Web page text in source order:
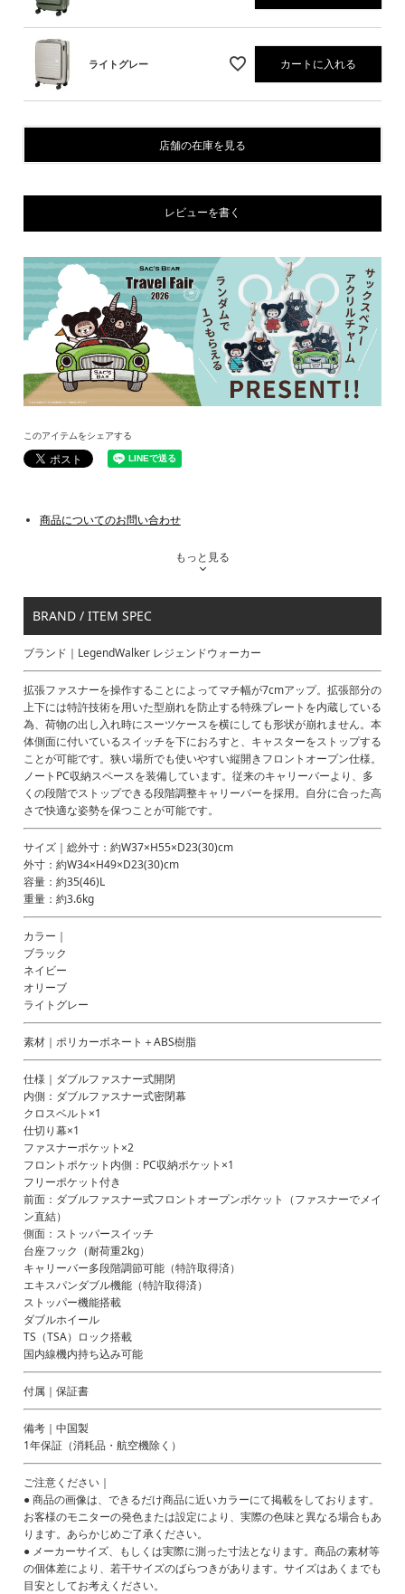
ライトグレー カートに入れる
店舗の在庫を見る
レビューを書く
このアイテムをシェアする
商品についてのお問い合わせ
もっと見る
BRAND / ITEM SPEC
ブランド｜LegendWalker レジェンドウォーカー
拡張ファスナーを操作することによってマチ幅が7cmアップ。拡張部分の
上下には特許技術を用いた型崩れを防止する特殊プレートを内蔵している
為、荷物の出し入れ時にスーツケースを横にしても形状が崩れません。本
体側面に付いているスイッチを下におろすと、キャスターをストップする
ことが可能です。狭い場所でも使いやすい縦開きフロントオープン仕様。
ノートPC収納スペースを装備しています。従来のキャリーバーより、多
くの段階でストップできる段階調整キャリーバーを採用。自分に合った高
さで快適な姿勢を保つことが可能です。
サイズ｜総外寸：約W37×H55×D23(30)cm
外寸：約W34×H49×D23(30)cm
容量：約35(46)L
重量：約3.6kg
カラー｜
ブラック
ネイビー
オリーブ
ライトグレー
素材｜ポリカーボネート＋ABS樹脂
仕様｜ダブルファスナー式開閉
内側：ダブルファスナー式密閉幕
クロスベルト×1
仕切り幕×1
ファスナーポケット×2
フロントポケット内側：PC収納ポケット×1
フリーポケット付き
前面：ダブルファスナー式フロントオープンポケット（ファスナーでメイ
ン直結）
側面：ストッパースイッチ
台座フック（耐荷重2kg）
キャリーバー多段階調節可能（特許取得済）
エキスパンダブル機能（特許取得済）
ストッパー機能搭載
ダブルホイール
TS（TSA）ロック搭載
国内線機内持ち込み可能
付属｜保証書
備考｜中国製
1年保証（消耗品・航空機除く）
ご注意ください｜
● 商品の画像は、できるだけ商品に近いカラーにて掲載をしております。
お客様のモニターの発色または設定により、実際の色味と異なる場合もあ
ります。あらかじめご了承ください。
● メーカーサイズ、もしくは実際に測った寸法となります。商品の素材等
の個体差により、若干サイズのばらつきがあります。サイズはあくまでも
目安としてお考えください。